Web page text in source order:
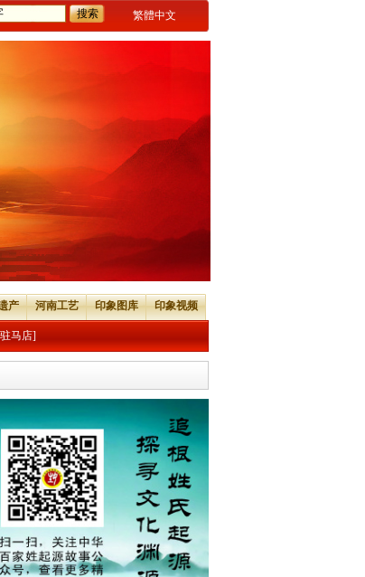
繁體中文
产 河南工艺 印象图库 印象视频
马店]